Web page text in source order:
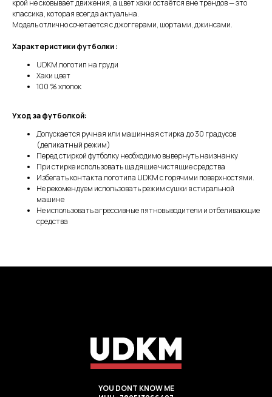
крой не сковывает движения, а цвет хаки остаётся вне трендов — это
классика, которая всегда актуальна.
Модель отлично сочетается с джоггерами, шортами, джинсами.
Характеристики футболки :
UDKM логотип на груди
Хаки цвет
100 % хлопок
Уход за футболкой:
Допускается ручная или машинная стирка до 30 градусов
(деликатный режим)
Перед стиркой футболку необходимо вывернуть наизнанку
При стирке использовать щадящие чистящие средства
Избегать контакта логотипа UDKM с горячими поверхностями.
Не рекомендуем использовать режим сушки в стиральной
машине
Не использовать агрессивные пятновыводители и отбеливающие
средства
YOU DONT KNOW ME